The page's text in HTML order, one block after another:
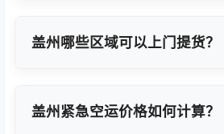
盖州哪些区域可以上门提货？
盖州紧急空运价格如何计算？